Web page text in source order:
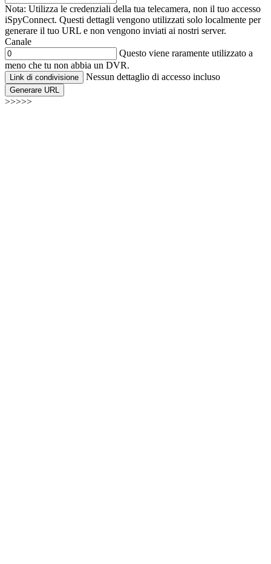
Nota: Utilizza le credenziali della tua telecamera, non il tuo accesso
iSpyConnect. Questi dettagli vengono utilizzati solo localmente per
generare il tuo URL e non vengono inviati ai nostri server.
Canale
Questo viene raramente utilizzato a
meno che tu non abbia un DVR.
Link di condivisione Nessun dettaglio di accesso incluso
Generare URL
>>>>>